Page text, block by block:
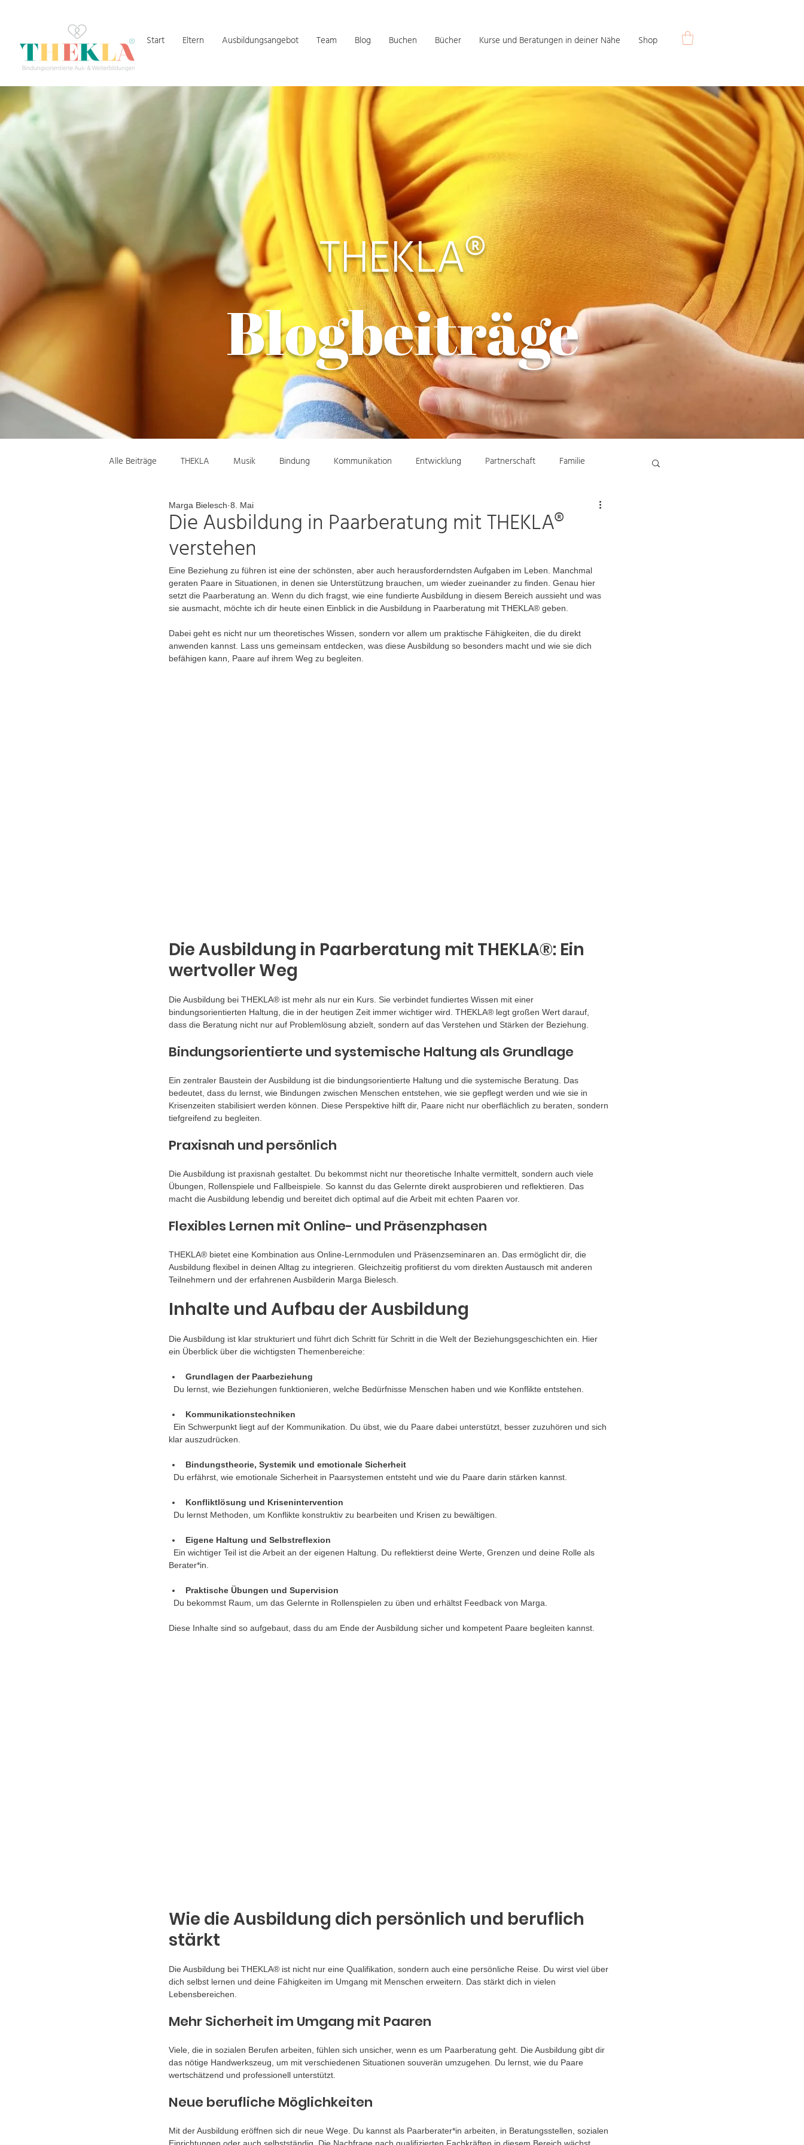
Start Eltern Ausbildungsangebot Team Blog Buchen Bücher Kurse und Beratungen in deiner Nähe Shop
THEKLA®
Blogbeiträge
Alle Beiträge THEKLA Musik Bindung Kommunikation Entwicklung Partnerschaft Familie
Die Ausbildung in Paarberatung mit THEKLA®
verstehen
Marga Bielesch 8. Mai
Eine Beziehung zu führen ist eine der schönsten, aber auch herausforderndsten Aufgaben im Leben. Manchmal
geraten Paare in Situationen, in denen sie Unterstützung brauchen, um wieder zueinander zu finden. Genau hier
setzt die Paarberatung an. Wenn du dich fragst, wie eine fundierte Ausbildung in diesem Bereich aussieht und was
sie ausmacht, möchte ich dir heute einen Einblick in die Ausbildung in Paarberatung mit THEKLA® geben.
Dabei geht es nicht nur um theoretisches Wissen, sondern vor allem um praktische Fähigkeiten, die du direkt
anwenden kannst. Lass uns gemeinsam entdecken, was diese Ausbildung so besonders macht und wie sie dich
befähigen kann, Paare auf ihrem Weg zu begleiten.
Die Ausbildung in Paarberatung mit THEKLA®: Ein
wertvoller Weg
Die Ausbildung bei THEKLA® ist mehr als nur ein Kurs. Sie verbindet fundiertes Wissen mit einer
bindungsorientierten Haltung, die in der heutigen Zeit immer wichtiger wird. THEKLA® legt großen Wert darauf,
dass die Beratung nicht nur auf Problemlösung abzielt, sondern auf das Verstehen und Stärken der Beziehung.
Bindungsorientierte und systemische Haltung als Grundlage
Ein zentraler Baustein der Ausbildung ist die bindungsorientierte Haltung und die systemische Beratung. Das
bedeutet, dass du lernst, wie Bindungen zwischen Menschen entstehen, wie sie gepflegt werden und wie sie in
Krisenzeiten stabilisiert werden können. Diese Perspektive hilft dir, Paare nicht nur oberflächlich zu beraten, sondern
tiefgreifend zu begleiten.
Praxisnah und persönlich
Die Ausbildung ist praxisnah gestaltet. Du bekommst nicht nur theoretische Inhalte vermittelt, sondern auch viele
Übungen, Rollenspiele und Fallbeispiele. So kannst du das Gelernte direkt ausprobieren und reflektieren. Das
macht die Ausbildung lebendig und bereitet dich optimal auf die Arbeit mit echten Paaren vor.
Flexibles Lernen mit Online- und Präsenzphasen
THEKLA® bietet eine Kombination aus Online-Lernmodulen und Präsenzseminaren an. Das ermöglicht dir, die
Ausbildung flexibel in deinen Alltag zu integrieren. Gleichzeitig profitierst du vom direkten Austausch mit anderen
Teilnehmern und der erfahrenen Ausbilderin Marga Bielesch.
Inhalte und Aufbau der Ausbildung
Die Ausbildung ist klar strukturiert und führt dich Schritt für Schritt in die Welt der Beziehungsgeschichten ein. Hier
ein Überblick über die wichtigsten Themenbereiche:
Grundlagen der Paarbeziehung
  Du lernst, wie Beziehungen funktionieren, welche Bedürfnisse Menschen haben und wie Konflikte entstehen.
Kommunikationstechniken
klar auszudrücken.
Bindungstheorie, Systemik und emotionale Sicherheit
  Du erfährst, wie emotionale Sicherheit in Paarsystemen entsteht und wie du Paare darin stärken kannst.
Konfliktlösung und Krisenintervention
  Du lernst Methoden, um Konflikte konstruktiv zu bearbeiten und Krisen zu bewältigen.
Eigene Haltung und Selbstreflexion
Berater*in.
Praktische Übungen und Supervision
  Du bekommst Raum, um das Gelernte in Rollenspielen zu üben und erhältst Feedback von Marga.
Diese Inhalte sind so aufgebaut, dass du am Ende der Ausbildung sicher und kompetent Paare begleiten kannst.
Wie die Ausbildung dich persönlich und beruflich
stärkt
Die Ausbildung bei THEKLA® ist nicht nur eine Qualifikation, sondern auch eine persönliche Reise. Du wirst viel über
dich selbst lernen und deine Fähigkeiten im Umgang mit Menschen erweitern. Das stärkt dich in vielen
Lebensbereichen.
Mehr Sicherheit im Umgang mit Paaren
Viele, die in sozialen Berufen arbeiten, fühlen sich unsicher, wenn es um Paarberatung geht. Die Ausbildung gibt dir
das nötige Handwerkszeug, um mit verschiedenen Situationen souverän umzugehen. Du lernst, wie du Paare
wertschätzend und professionell unterstützt.
Neue berufliche Möglichkeiten
Mit der Ausbildung eröffnen sich dir neue Wege. Du kannst als Paarberater*in arbeiten, in Beratungsstellen, sozialen